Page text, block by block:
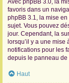
Avec phpBB 3.0, la
favoris dans un
phpBB 3.1, la mise
sujet. Vous pouvez
jour. Cependant, la
lorsqu’il y a une
notifications pour les
depuis le panneau de
Haut